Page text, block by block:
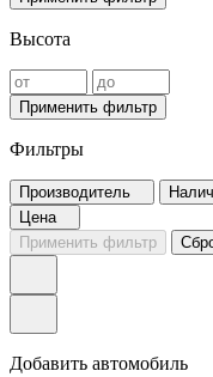
Высота
Применить фильтр
Фильтры
Производитель
Цена
Применить фильтр
Добавить автомобиль